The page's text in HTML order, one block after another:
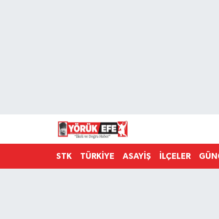
STK TÜRKİYE ASAYİŞ İLÇELER
Süper Lig Puan Durumu ve Fikstür
Tüm Manşetler